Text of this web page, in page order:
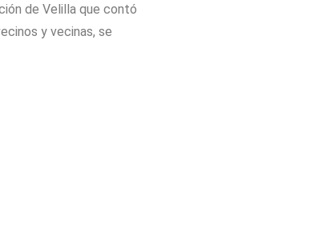
de Velilla que contó
y vecinas, se